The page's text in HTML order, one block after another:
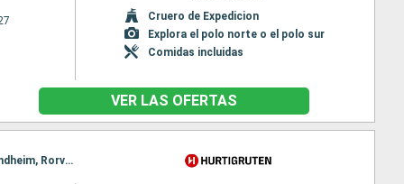
Cruero de Expedicion
Explora el polo norte o el polo sur
Comidas incluidas
VER LAS OFERTAS
Itinerario : Bergen, Floro, Maloy, Torvik, Alesund, Hjorundfjorden, Molde, Maloy, Kristiansund, Trondheim, Rorvik, Torvik, Bronnoysund, Sandnessjoen, Nesna (pasaje círculo polar), Ornes, Bodo, Stamsund, Svolvaer, Alesund, Stokmarknes, sortland, Risoyhamn, Harstad, Finnsnes, Tromso, Skjervoy, Hjorundfjorden, Oksfjord, Hammerfest, Havoysund, Honningsvag, Kjollefjord, Mehamn, Berlevag, Alesund, Batsfjord, Vardo, Vadso, Kirkenes, Molde, Kristiansund, Trondheim, Rorvik, Bronnoysund, Sandnessjoen, Nesna (pasaje círculo polar), Ornes, Bodo, Stamsund, Svolvaer, Stokmarknes, sortland, Risoyhamn, Harstad, Finnsnes, Tromso, Skjervoy, Oksfjord, Hammerfest, Havoysund, Honningsvag, Kjollefjord, Mehamn, Berlevag, Batsfjord, Vardo, Vadso, Kirkenes